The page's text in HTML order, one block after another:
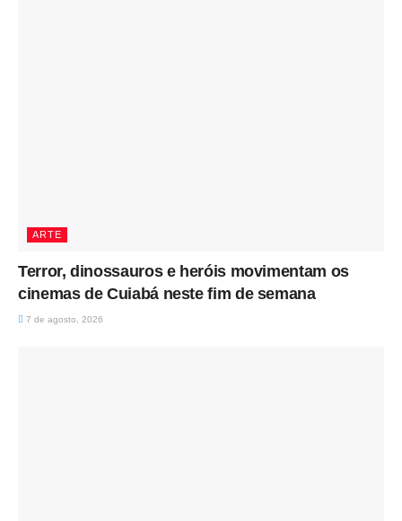
ARTE
Terror, dinossauros e heróis movimentam os
cinemas de Cuiabá neste fim de semana
7 de agosto, 2026